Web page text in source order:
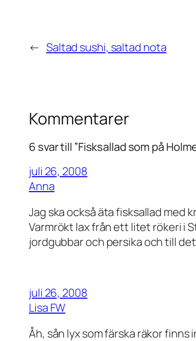
← Saltad sushi, saltad nota
Kommentarer
6 svar till ”Fisksallad som på
juli 26, 2008
Anna
Jag ska också äta fisksallad med
Varmrökt lax från ett litet rökeri i
jordgubbar och persika och till
juli 26, 2008
Lisa FW
Åh, sån lyx som färska räkor finns